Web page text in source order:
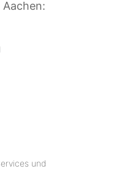
und